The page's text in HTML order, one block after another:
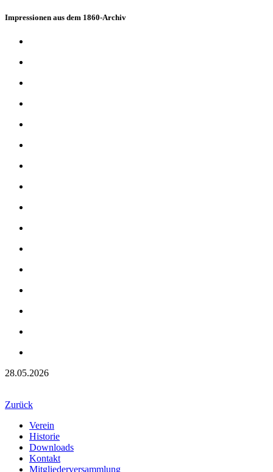
Impressionen aus dem 1860-Archiv
28.05.2026
Zurück
Verein
Historie
Downloads
Kontakt
Mitgliederversammlung